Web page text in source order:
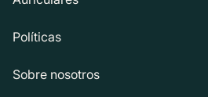
Políticas
Sobre nosotros